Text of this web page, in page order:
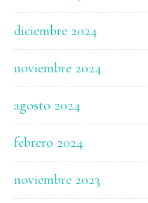
diciembre 2024
noviembre 2024
agosto 2024
febrero 2024
noviembre 2023